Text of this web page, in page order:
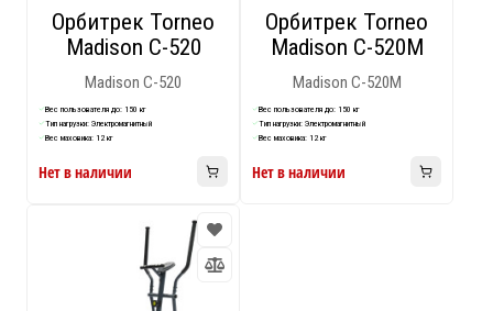
Орбитрек Torneo
Madison C-520
Madison C-520
Вес пользователя до: 150 кг
Тип нагрузки: Электромагнитный
Вес маховика: 12 кг
Нет в наличии
Орбитрек Torneo
Madison C-520M
Madison C-520M
Вес пользователя до: 150 кг
Тип нагрузки: Электромагнитный
Вес маховика: 12 кг
Нет в наличии